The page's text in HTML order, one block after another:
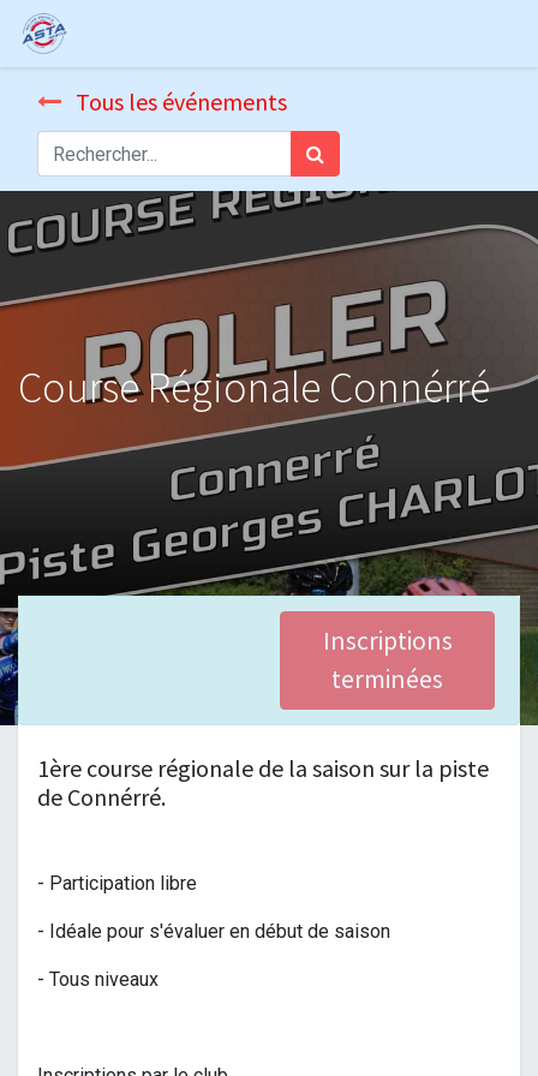
Tous les événements
Course Régionale Connérré
Inscriptions
terminées
1ère course régionale de la saison sur la piste
de Connérré.
- Participation libre
- Idéale pour s'évaluer en début de saison
- Tous niveaux